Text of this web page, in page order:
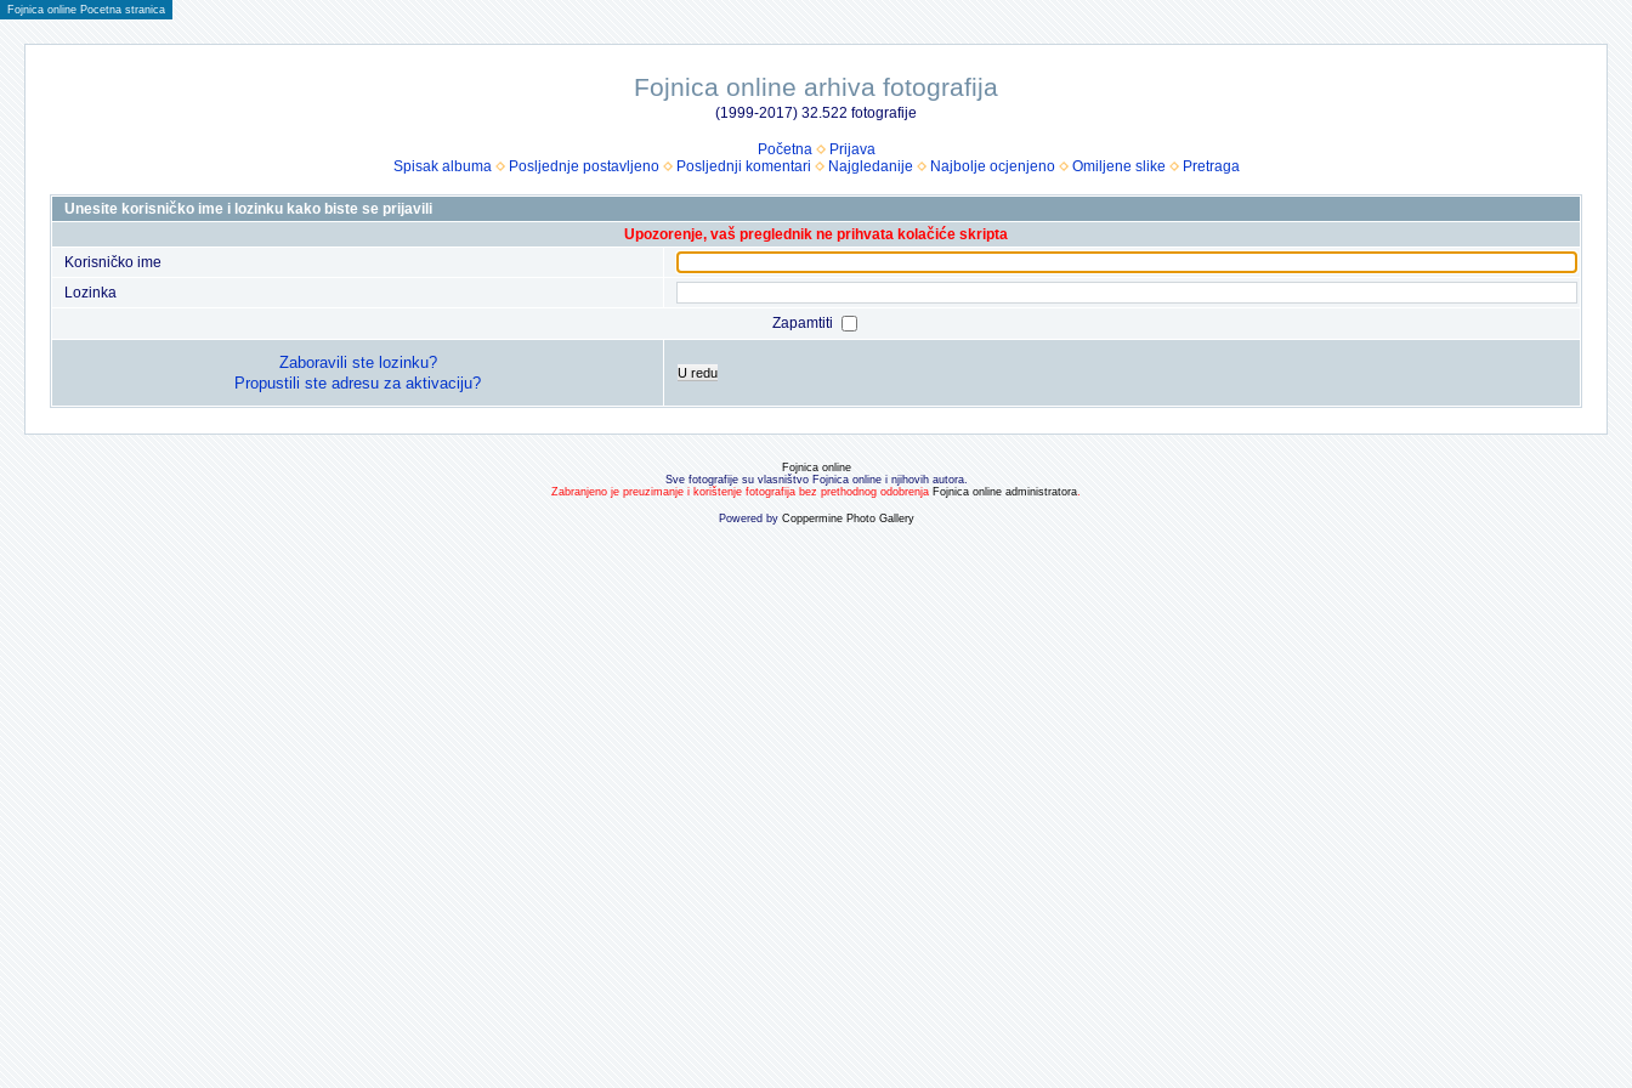
Fojnica online Pocetna stranica
Fojnica online arhiva fotografija
(1999-2017) 32.522 fotografije
Početna
Prijava
Spisak albuma
Posljednje postavljeno Posljednji komentari Najgledanije Najbolje ocjenjeno Omiljene slike Pretraga
Unesite korisničko ime i lozinku kako biste se prijavili
Upozorenje, vaš preglednik ne prihvata kolačiće skripta
Korisničko ime
Lozinka
Zapamtiti
Zaboravili ste lozinku?
Propustili ste adresu za aktivaciju?
U redu
Fojnica online
Sve fotografije su vlasništvo Fojnica online i njihovih autora.
Zabranjeno je preuzimanje i korištenje fotografija bez prethodnog odobrenja Fojnica online administratora.
Powered by Coppermine Photo Gallery